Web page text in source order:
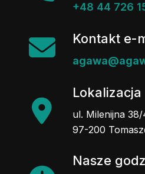
+48 44 726
Kontakt e-
Lokalizacja
ul. Milenijna
97-200
Nasze